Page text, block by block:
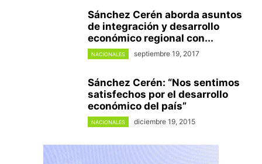
Sánchez Cerén aborda asuntos
de integración y desarrollo
económico regional con...
NACIONALES septiembre 19, 2017
Sánchez Cerén: “Nos sentimos
satisfechos por el desarrollo
económico del país”
NACIONALES diciembre 19, 2015